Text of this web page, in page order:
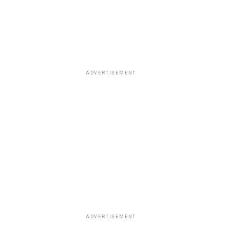
ADVERTISEMENT
ADVERTISEMENT